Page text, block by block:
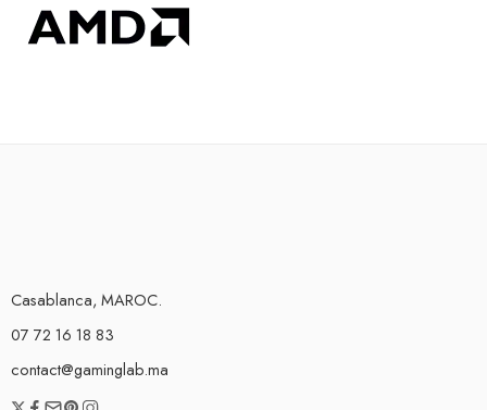
Casablanca, MAROC.
07 72 16 18 83
contact@gaminglab.ma